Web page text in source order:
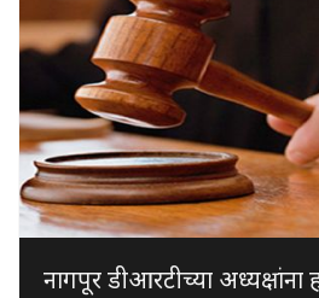
नागपूर डीआरटीच्या अध्यक्षांना